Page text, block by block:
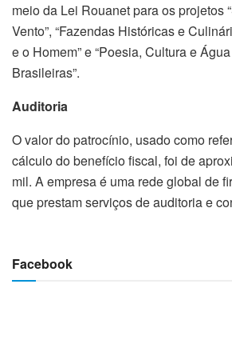
meio da Lei Rouanet para os projetos
Vento”, “Fazendas Históricas e
e o Homem” e “Poesia, Cultura e
Brasileiras”.
Auditoria
O valor do patrocínio, usado como
cálculo do benefício fiscal, foi de
mil. A empresa é uma rede global de
que prestam serviços de auditoria e
Facebook